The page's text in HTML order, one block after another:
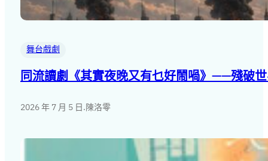
舞台戲劇
同流讀劇《其實夜晚又有乜好鬧喎》——殘破
2026 年 7 月 5 日.陳洛零